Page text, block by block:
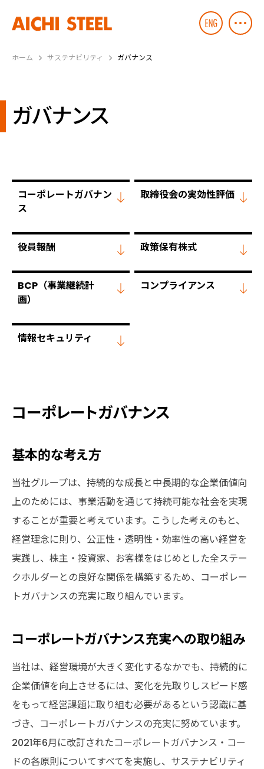
ホーム サステナビリティ ガバナンス
ガバナンス
コーポレートガバナン
ス
取締役会の実効性評価
役員報酬 政策保有株式
BCP（事業継続計
画）
コンプライアンス
情報セキュリティ
コーポレートガバナンス
基本的な考え方
当社グループは、持続的な成長と中長期的な企業価値向
上のためには、事業活動を通じて持続可能な社会を実現
することが重要と考えています。こうした考えのもと、
経営理念に則り、公正性・透明性・効率性の高い経営を
実践し、株主・投資家、お客様をはじめとした全ステー
クホルダーとの良好な関係を構築するため、コーポレー
トガバナンスの充実に取り組んでいます。
コーポレートガバナンス充実への取り組み
当社は、経営環境が大きく変化するなかでも、持続的に
企業価値を向上させるには、変化を先取りしスピード感
をもって経営課題に取り組む必要があるという認識に基
づき、コーポレートガバナンスの充実に努めています。
2021年6月に改訂されたコーポレートガバナンス・コー
ドの各原則についてすべてを実施し、サステナビリティ